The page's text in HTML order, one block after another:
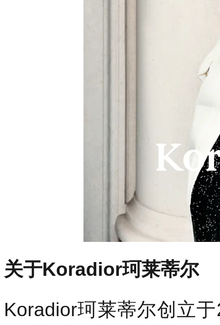
关于Koradior珂莱蒂尔
Koradior珂莱蒂尔创立